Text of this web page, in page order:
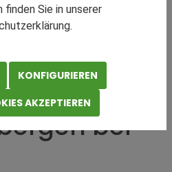
bei
Sie in unserer
KONFIGURIEREN
AKZEPTIEREN